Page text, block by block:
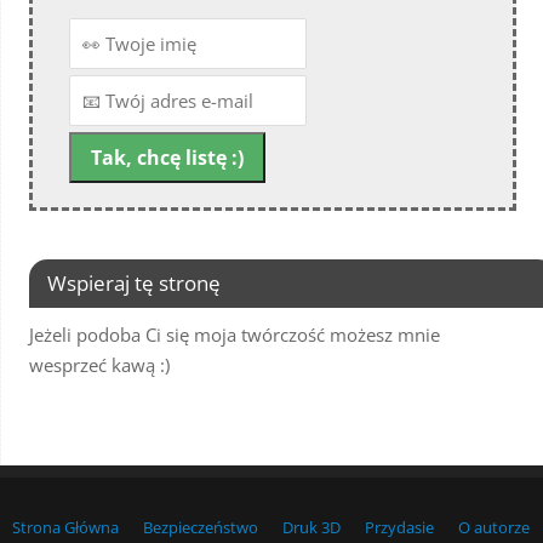
Wspieraj tę stronę
Jeżeli podoba Ci się moja twórczość możesz mnie
wesprzeć kawą :)
Strona Główna Bezpieczeństwo Druk 3D Przydasie
O autorze